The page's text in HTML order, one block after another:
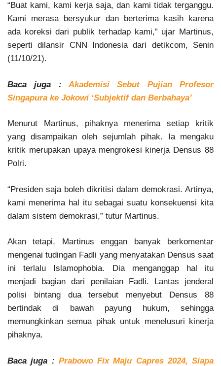
“Buat kami, kami kerja saja, dan kami tidak terganggu.
Kami merasa bersyukur dan berterima kasih karena
ada koreksi dari publik terhadap kami,” ujar Martinus,
seperti dilansir CNN Indonesia dari detikcom, Senin
(11/10/21).
Baca juga :Akademisi Sebut Pujian Profesor
Singapura ke Jokowi ‘Subjektif dan Berbahaya’
Menurut Martinus, pihaknya menerima setiap kritik
yang disampaikan oleh sejumlah pihak. Ia mengaku
kritik merupakan upaya mengrokesi kinerja Densus 88
Polri.
“Presiden saja boleh dikritisi dalam demokrasi. Artinya,
kami menerima hal itu sebagai suatu konsekuensi kita
dalam sistem demokrasi,” tutur Martinus.
Akan tetapi, Martinus enggan banyak berkomentar
mengenai tudingan Fadli yang menyatakan Densus saat
ini terlalu Islamophobia. Dia menganggap hal itu
menjadi bagian dari penilaian Fadli. Lantas jenderal
polisi bintang dua tersebut menyebut Densus 88
bertindak di bawah payung hukum, sehingga
memungkinkan semua pihak untuk menelusuri kinerja
pihaknya.
Baca juga : Prabowo Fix Maju Capres 2024, Siapa